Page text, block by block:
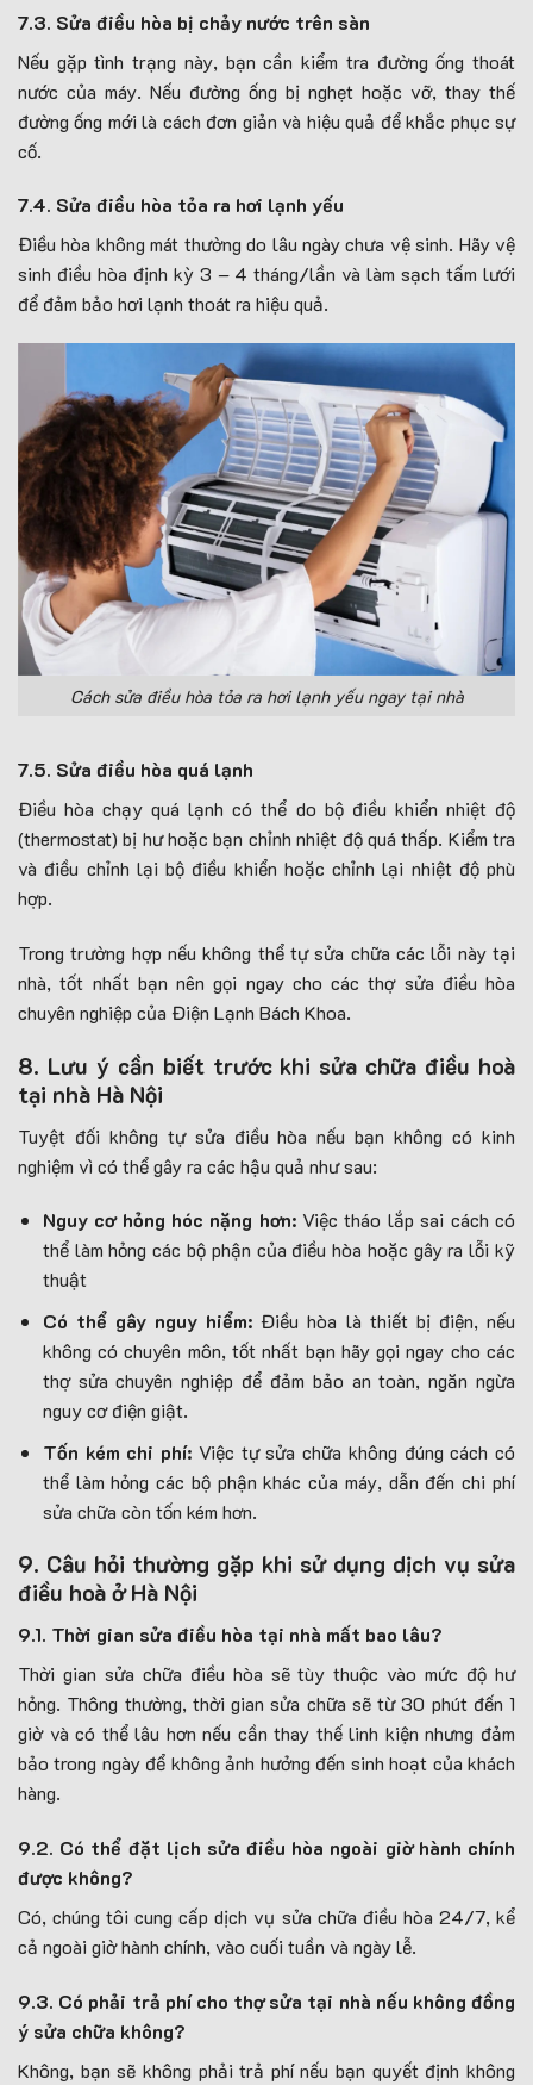
7.3. Sửa điều hòa bị chảy nước trên sàn
Nếu gặp tình trạng này, bạn cần kiểm tra đường ống thoát
nước của máy. Nếu đường ống bị nghẹt hoặc vỡ, thay thế
đường ống mới là cách đơn giản và hiệu quả để khắc phục sự
cố.
7.4. Sửa điều hòa tỏa ra hơi lạnh yếu
Điều hòa không mát thường do lâu ngày chưa vệ sinh. Hãy vệ
sinh điều hòa định kỳ 3 – 4 tháng/lần và làm sạch tấm lưới
để đảm bảo hơi lạnh thoát ra hiệu quả.
Cách sửa điều hòa tỏa ra hơi lạnh yếu ngay tại nhà
7.5. Sửa điều hòa quá lạnh
Điều hòa chạy quá lạnh có thể do bộ điều khiển nhiệt độ
(thermostat) bị hư hoặc bạn chỉnh nhiệt độ quá thấp. Kiểm tra
và điều chỉnh lại bộ điều khiển hoặc chỉnh lại nhiệt độ phù
hợp.
Trong trường hợp nếu không thể tự sửa chữa các lỗi này tại
nhà, tốt nhất bạn nên gọi ngay cho các thợ sửa điều hòa
chuyên nghiệp của Điện Lạnh Bách Khoa.
8. Lưu ý cần biết trước khi sửa chữa điều hoà
tại nhà Hà Nội
Tuyệt đối không tự sửa điều hòa nếu bạn không có kinh
nghiệm vì có thể gây ra các hậu quả như sau:
Nguy cơ hỏng hóc nặng hơn: Việc tháo lắp sai cách có
thể làm hỏng các bộ phận của điều hòa hoặc gây ra lỗi kỹ
thuật
Có thể gây nguy hiểm: Điều hòa là thiết bị điện, nếu
không có chuyên môn, tốt nhất bạn hãy gọi ngay cho các
thợ sửa chuyên nghiệp để đảm bảo an toàn, ngăn ngừa
nguy cơ điện giật.
Tốn kém chi phí: Việc tự sửa chữa không đúng cách có
thể làm hỏng các bộ phận khác của máy, dẫn đến chi phí
sửa chữa còn tốn kém hơn.
9. Câu hỏi thường gặp khi sử dụng dịch vụ sửa
điều hoà ở Hà Nội
9.1. Thời gian sửa điều hòa tại nhà mất bao lâu?
Thời gian sửa chữa điều hòa sẽ tùy thuộc vào mức độ hư
hỏng. Thông thường, thời gian sửa chữa sẽ từ 30 phút đến 1
giờ và có thể lâu hơn nếu cần thay thế linh kiện nhưng đảm
bảo trong ngày để không ảnh hưởng đến sinh hoạt của khách
hàng.
9.2. Có thể đặt lịch sửa điều hòa ngoài giờ hành chính
được không?
Có, chúng tôi cung cấp dịch vụ sửa chữa điều hòa 24/7, kể
cả ngoài giờ hành chính, vào cuối tuần và ngày lễ.
9.3. Có phải trả phí cho thợ sửa tại nhà nếu không đồng
ý sửa chữa không?
Không, bạn sẽ không phải trả phí nếu bạn quyết định không